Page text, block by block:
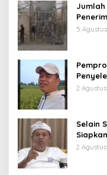
KDM:
5
Mundur
2
Selain
Lokasi
2